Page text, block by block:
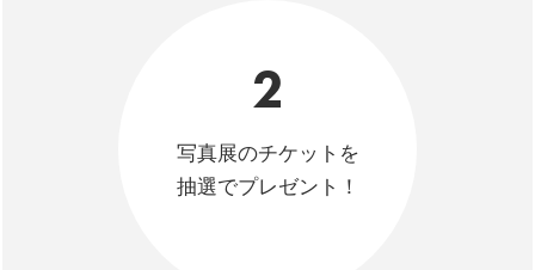
2
写真展のチケットを
抽選でプレゼント！